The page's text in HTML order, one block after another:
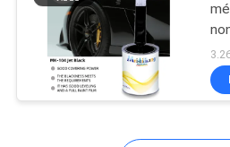
Durcisseur
peinture de